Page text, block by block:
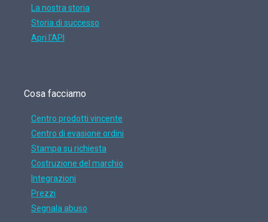
La nostra storia
Storia di successo
Apri l'API
Cosa facciamo
Centro prodotti vincente
Centro di evasione ordini
Stampa su richiesta
Costruzione del marchio
Integrazioni
Prezzi
Segnala abuso